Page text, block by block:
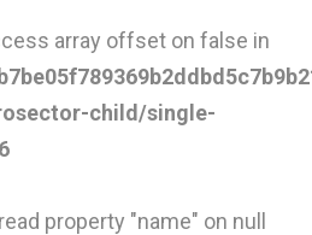
array offset on false in
child/single-
property "name" on null